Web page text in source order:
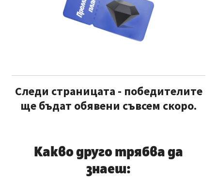
Следи страницата - победителите
ще бъдат обявени съвсем скоро.
Какво друго трябва да
знаеш: